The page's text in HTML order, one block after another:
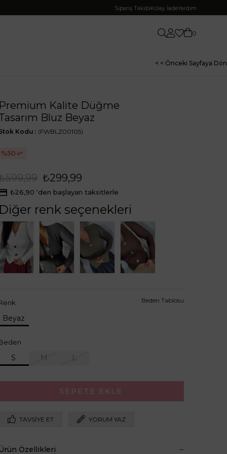
Sipariş TakibiKolay İadeYardım
0
< < Önceki Sayfaya Dön
Premium Kalite Düğme
Bluz Beyaz
(FWBLZ00105)
Kodu
50
₺299,99
₺26,90 'den başlayan taksitlerle
Diğer renk seçenekleri
Tükendi Tükendi Tükendi
Beyaz
S M L
Beden Tablosu
TAVSIYE ET YORUM YAZ
Ürün Özellikleri